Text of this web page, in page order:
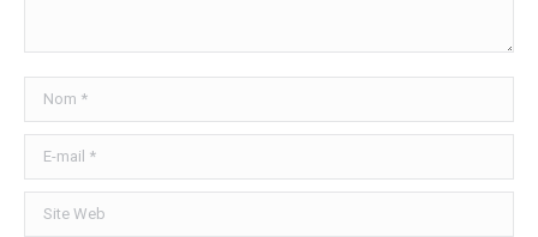
Nom *
E-mail *
Site Web